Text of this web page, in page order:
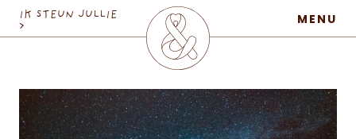
MaatschapWij
MENU
IK STEUN JULLIE
>